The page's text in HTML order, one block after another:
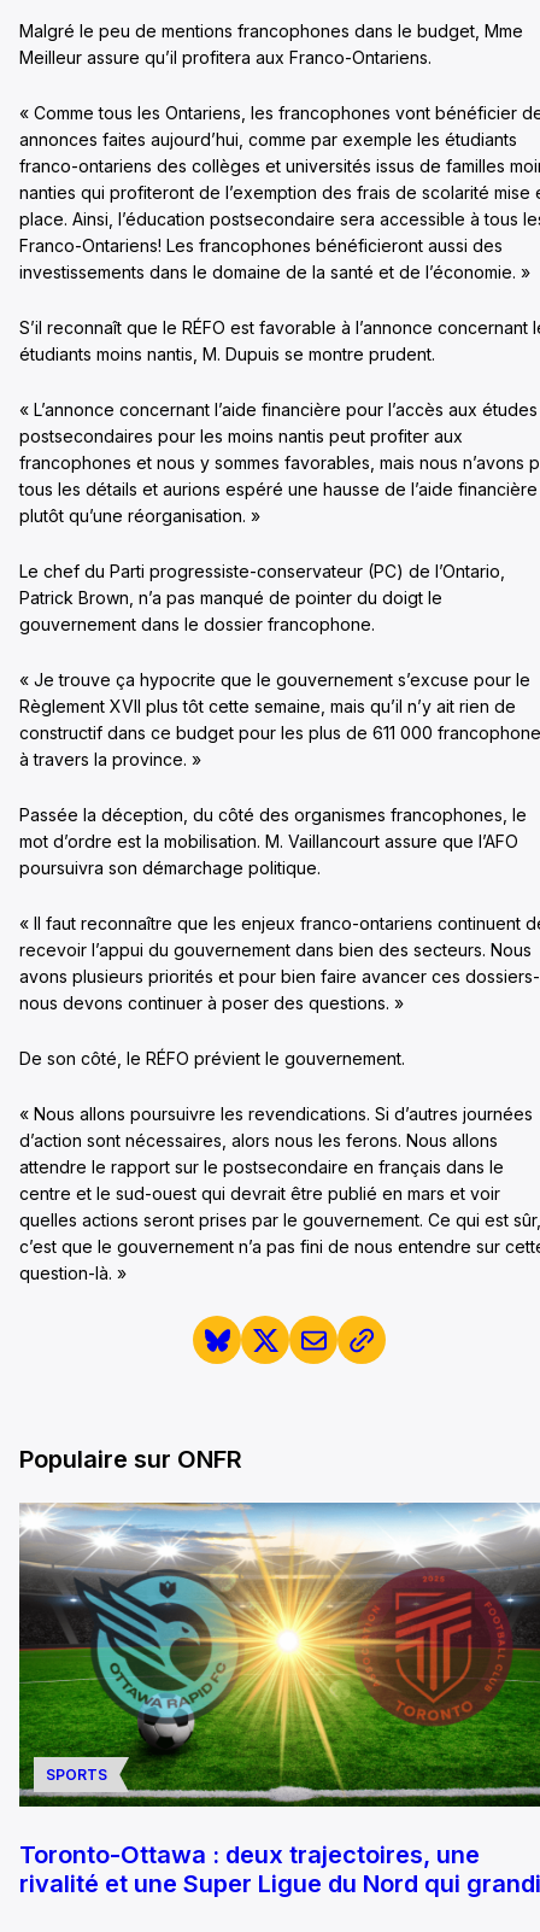
Malgré le peu de mentions francophones dans le budget, Mme
Meilleur assure qu’il profitera aux Franco-Ontariens.
« Comme tous les Ontariens, les francophones vont bénéficier
annonces faites aujourd’hui, comme par exemple les étudiants
franco-ontariens des collèges et universités issus de familles
nanties qui profiteront de l’exemption des frais de scolarité mise
place. Ainsi, l’éducation postsecondaire sera accessible à tous
Franco-Ontariens! Les francophones bénéficieront aussi des
investissements dans le domaine de la santé et de l’économie. »
S’il reconnaît que le RÉFO est favorable à l’annonce concernant
étudiants moins nantis, M. Dupuis se montre prudent.
« L’annonce concernant l’aide financière pour l’accès aux études
postsecondaires pour les moins nantis peut profiter aux
francophones et nous y sommes favorables, mais nous n’avons
tous les détails et aurions espéré une hausse de l’aide financière
plutôt qu’une réorganisation. »
Le chef du Parti progressiste-conservateur (PC) de l’Ontario,
Patrick Brown, n’a pas manqué de pointer du doigt le
gouvernement dans le dossier francophone.
« Je trouve ça hypocrite que le gouvernement s’excuse pour le
Règlement XVII plus tôt cette semaine, mais qu’il n’y ait rien de
constructif dans ce budget pour les plus de 611 000
à travers la province. »
Passée la déception, du côté des organismes francophones, le
mot d’ordre est la mobilisation. M. Vaillancourt assure que l’AFO
poursuivra son démarchage politique.
« Il faut reconnaître que les enjeux franco-ontariens continuent
recevoir l’appui du gouvernement dans bien des secteurs. Nous
avons plusieurs priorités et pour bien faire avancer ces
nous devons continuer à poser des questions. »
De son côté, le RÉFO prévient le gouvernement.
« Nous allons poursuivre les revendications. Si d’autres journées
d’action sont nécessaires, alors nous les ferons. Nous allons
attendre le rapport sur le postsecondaire en français dans le
centre et le sud-ouest qui devrait être publié en mars et voir
quelles actions seront prises par le gouvernement. Ce qui est sûr,
c’est que le gouvernement n’a pas fini de nous entendre sur
question-là. »
Populaire sur ONFR
SPORTS
Toronto-Ottawa : deux trajectoires, une
rivalité et une Super Ligue du Nord qui